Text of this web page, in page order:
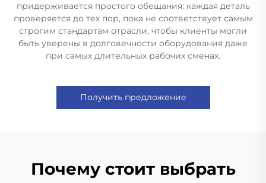
придерживается простого обещания: каждая деталь
проверяется до тех пор, пока не соответствует самым
строгим стандартам отрасли, чтобы клиенты могли
быть уверены в долговечности оборудования даже
при самых длительных рабочих сменах.
Получить предложение
Почему стоит выбрать